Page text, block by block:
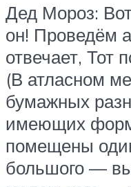
Дед Мороз:
он! Проведём
отвечает, Тот
(В атласном
бумажных
имеющих
помещены
большого —